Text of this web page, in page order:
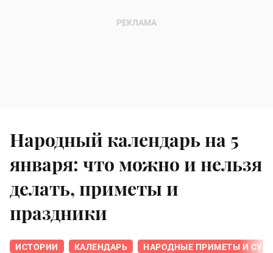
Народный календарь на 5
января: что можно и нельзя
делать, приметы и
праздники
ИСТОРИИ КАЛЕНДАРЬ НАРОДНЫЕ ПРИМЕТЫ И